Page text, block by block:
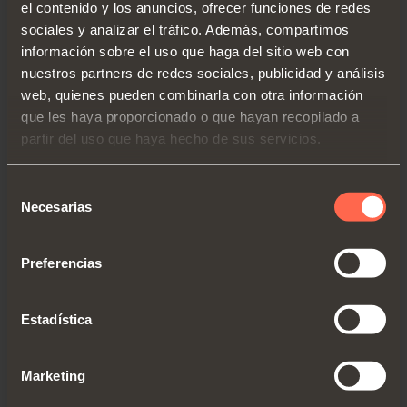
el contenido y los anuncios, ofrecer funciones de redes
sociales y analizar el tráfico. Además, compartimos
información sobre el uso que haga del sitio web con
nuestros partners de redes sociales, publicidad y análisis
web, quienes pueden combinarla con otra información
que les haya proporcionado o que hayan recopilado a
partir del uso que haya hecho de sus servicios.
Necesarias
Preferencias
Estadística
Marketing
REINO UNIDO
SALICE UK LTD.
KINGFISHER WAY, HINCHINGBROOKE
PE29 6FN HUNTINGDON CAMBS
FAX 01480 451489
www.salice.com